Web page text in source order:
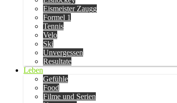
Eismeister Zaugg
Formel 1
Tennis
Velo
Ski
Unvergessen
Resultate
Leben
Gefühle
Food
Filme und Serien